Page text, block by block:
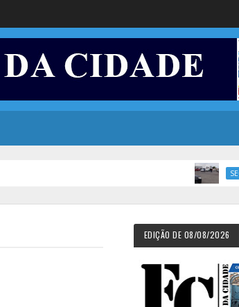
SEGURANÇA
EDIÇÃO DE 08/08/2026